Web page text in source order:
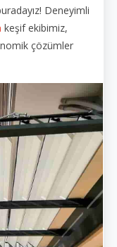
Deneyimli
keşif ekibimiz,
çözümler